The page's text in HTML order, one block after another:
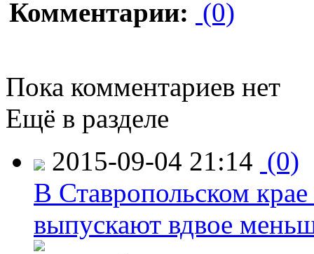
Комментарии: (0)
Пока комментариев нет
Ещё в разделе
2015-09-04 21:14 (0)
В Ставропольском
выпускают вдвое